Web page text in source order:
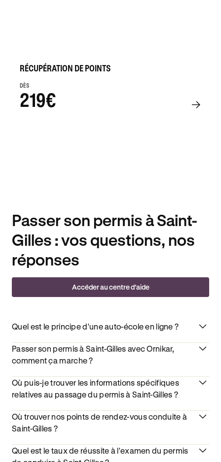
RÉCUPÉRATION DE POINTS
DÈS
219€
Passer son permis à Saint-
Gilles : vos questions, nos
réponses
Accéder au centre d’aide
Quel est le principe d'une auto-école en ligne ?
Passer son permis à Saint-Gilles avec Ornikar,
comment ça marche ?
Où puis-je trouver les informations spécifiques
relatives au passage du permis à Saint-Gilles ?
Où trouver nos points de rendez-vous conduite à
Saint-Gilles ?
Quel est le taux de réussite à l'examen du permis